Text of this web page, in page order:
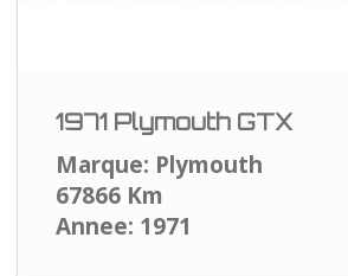
1971 Plymouth GTX
Marque: Plymouth
67866 Km
Annee: 1971